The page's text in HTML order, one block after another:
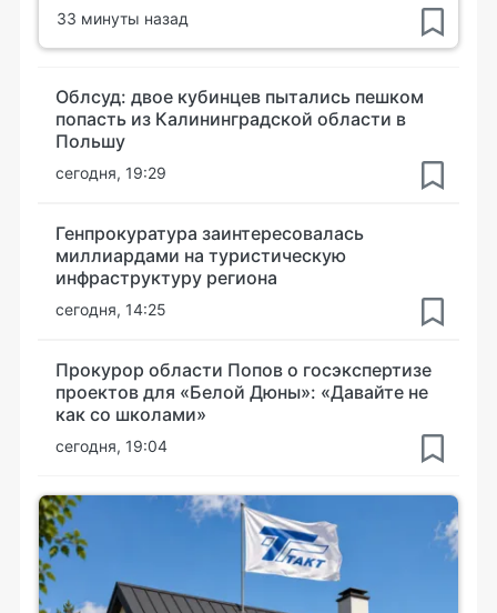
33 минуты назад
Облсуд: двое кубинцев пытались пешком
попасть из Калининградской области в
Польшу
сегодня, 19:29
Генпрокуратура заинтересовалась
миллиардами на туристическую
инфраструктуру региона
сегодня, 14:25
Прокурор области Попов о госэкспертизе
проектов для «Белой Дюны»: «Давайте не
как со школами»
сегодня, 19:04